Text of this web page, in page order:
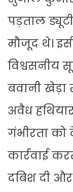
पड़ताल
मौजूद थे।
विश्वसनीय
बवानी खेड़ा
अवैध
गंभीरता को
कार्रवाई
दबिश दी